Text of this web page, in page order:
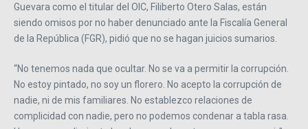
Guevara como el titular del OIC, Filiberto Otero Salas, están
siendo omisos por no haber denunciado ante la Fiscalía General
de la República (FGR), pidió que no se hagan juicios sumarios.
“No tenemos nada que ocultar. No se va a permitir la corrupción.
No estoy pintado, no soy un florero. No acepto la corrupción de
nadie, ni de mis familiares. No establezco relaciones de
complicidad con nadie, pero no podemos condenar a tabla rasa.